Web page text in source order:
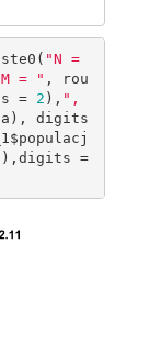
"N =
= " , rou
= 2 ), ",
digits
a)/sqrt(length(próbka_1$populacja)),digits =